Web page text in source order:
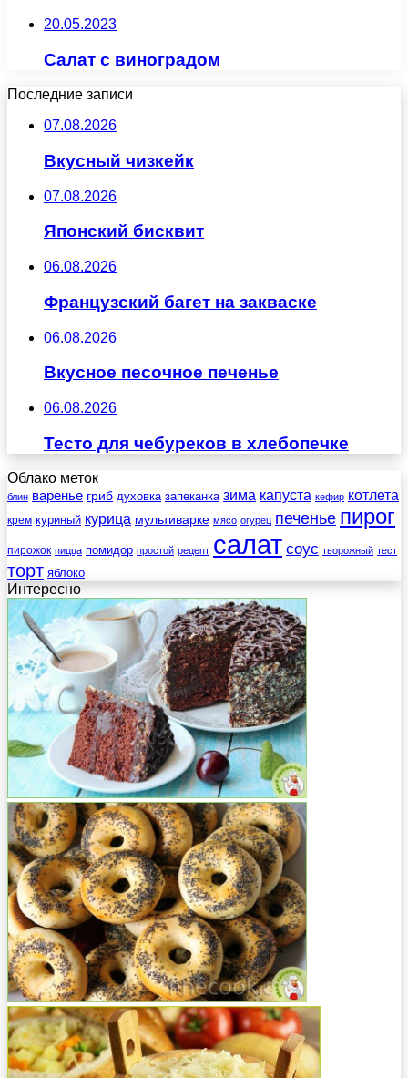
20.05.2023
Салат с виноградом
Последние записи
07.08.2026
Вкусный чизкейк
07.08.2026
Японский бисквит
06.08.2026
Французский багет на закваске
06.08.2026
Вкусное песочное печенье
06.08.2026
Тесто для чебуреков в хлебопечке
Облако меток
блин варенье гриб духовка запеканка зима капуста кефир котлета
крем куриный курица мультиварке мясо огурец печенье пирог
пирожок пицца помидор простой рецепт салат соус творожный тест
торт яблоко
Интересно